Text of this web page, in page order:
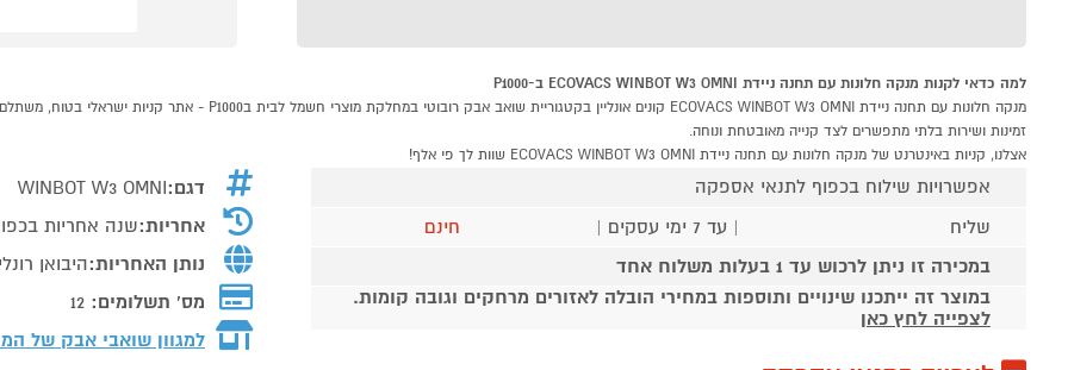
למה כדאי לקנות מנקה חלונות עם תחנה ניידת ECOVACS WINBOT W3 OMNI ב-P1000
זמינות ושירות בלתי מתפשרים לצד קנייה מאובטחת ונוחה.
אצלנו, קניות באינטרנט של מנקה חלונות עם תחנה ניידת ECOVACS WINBOT W3 OMNI שוות לך פי אלף!
אפשרויות שילוח בכפוף לתנאי אספקה
שליח
| עד 7 ימי עסקים |
חינם
במכירה זו ניתן לרכוש עד 1 בעלות משלוח אחד
במוצר זה ייתכנו שינויים ותוספות במחירי הובלה לאזורים מרחקים וגובה קומות.
לצפייה לחץ כאן
דגם:WINBOT W3 OMNI
אחריות:שנה אחריות
נותן האחריות:היבואן
מס' תשלומים: 12
למגוון שואבי אבק של